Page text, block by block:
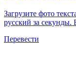
Загрузите фото
русский за секунды.
Перевести